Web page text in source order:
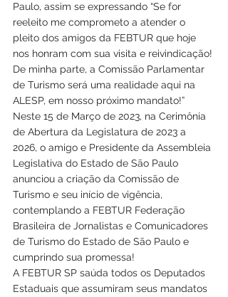
Paulo, assim se expressando “Se for
reeleito me comprometo a atender o
pleito dos amigos da FEBTUR que hoje
nos honram com sua visita e reivindicação!
De minha parte, a Comissão Parlamentar
de Turismo será uma realidade aqui na
ALESP, em nosso próximo mandato!”
Neste 15 de Março de 2023, na Cerimônia
de Abertura da Legislatura de 2023 a
2026, o amigo e Presidente da Assembleia
Legislativa do Estado de São Paulo
anunciou a criação da Comissão de
Turismo e seu início de vigência,
contemplando a FEBTUR Federação
Brasileira de Jornalistas e Comunicadores
de Turismo do Estado de São Paulo e
cumprindo sua promessa!
A FEBTUR SP saúda todos os Deputados
Estaduais que assumiram seus mandatos